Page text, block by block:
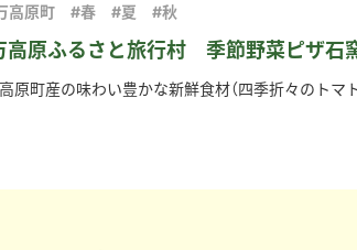
高原ふるさと旅行村 季節野菜ピザ石
高原町 #春 #夏 #秋
原町産の味わい豊かな新鮮食材（四季折々のトマ